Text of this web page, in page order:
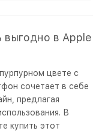
выгодно в Apple
цвете с
сочетает в себе
предлагая
В
купить этот